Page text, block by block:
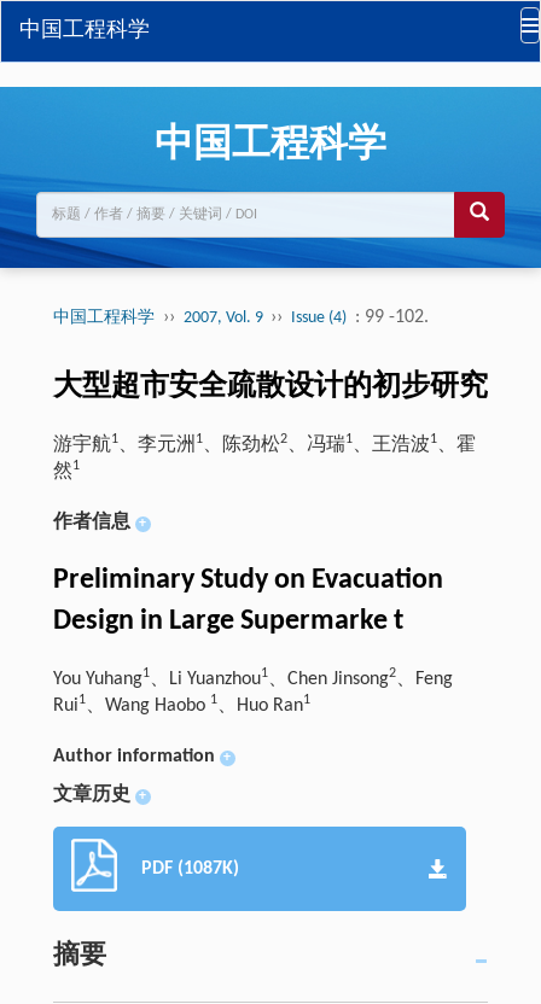
中国工程科学
中国工程科学
中国工程科学 ›› 2007, Vol. 9 ›› Issue (4) : 99 -102.
大型超市安全疏散设计的初步研究
游宇航1、李元洲 1、陈劲松2、冯瑞1、王浩波1、霍
然1
作者信息 +
Preliminary Study on Evacuation
Design in Large Supermarke t
You Yuhang1、Li Yuanzhou1、Chen Jinsong2、Feng
Rui1、Wang Haobo 1、Huo Ran1
Author information +
文章历史 +
PDF (1087K)
摘要